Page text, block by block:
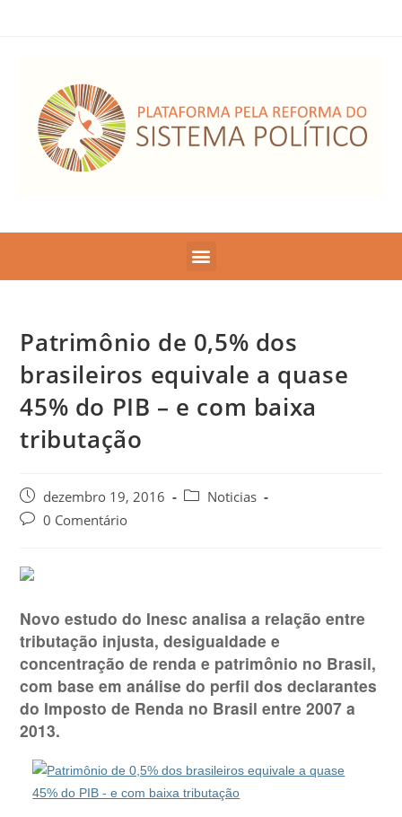
Patrimônio de 0,5% dos
brasileiros equivale a quase
45% do PIB – e com baixa
tributação
dezembro 19, 2016
Noticias
0 Comentário
Novo estudo do Inesc analisa a relação entre
tributação injusta, desigualdade e
concentração de renda e patrimônio no Brasil,
com base em análise do perfil dos declarantes
do Imposto de Renda no Brasil entre 2007 a
2013.